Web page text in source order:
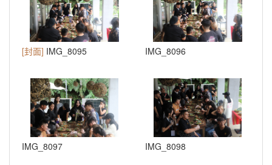
[封面] IMG_8095 IMG_8096
IMG_8097 IMG_8098